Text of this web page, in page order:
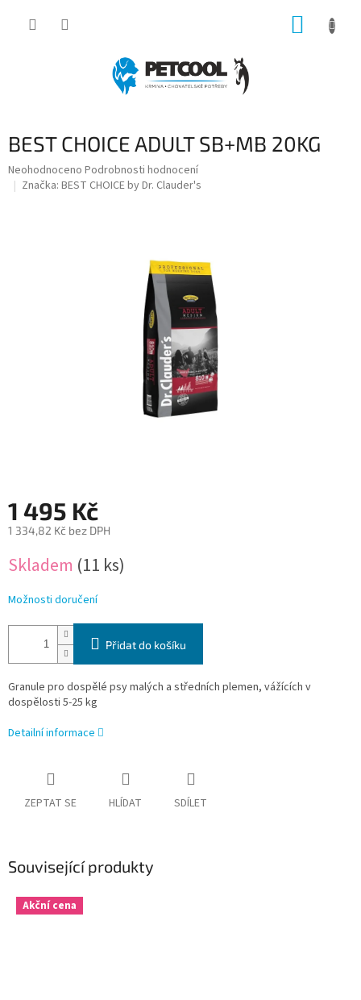
BEST CHOICE ADULT SB+MB 20KG
Průměrné
hodnocení
Neohodnoceno Podrobnosti hodnocení
Značka: BEST CHOICE by Dr. Clauder's
1 495 Kč
1 334,82 Kč bez DPH
cena:
Skladem (11 ks)
Možnosti doručení
Přidat do košíku
Granule pro dospělé psy malých a středních plemen, vážících v
dospělosti 5-25 kg
Detailní informace
ZEPTAT SE HLÍDAT SDÍLET
Související produkty
Akční cena